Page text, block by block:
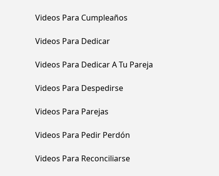
Videos Para Cumpleaños
Videos Para Dedicar
Videos Para Dedicar A Tu Pareja
Videos Para Despedirse
Videos Para Parejas
Videos Para Pedir Perdón
Videos Para Reconciliarse